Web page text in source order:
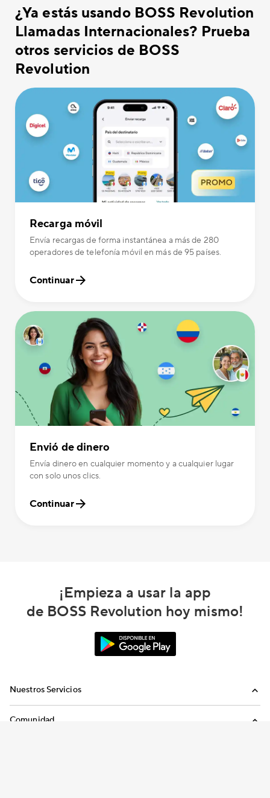
¿Ya estás usando BOSS Revolution
Llamadas Internacionales? Prueba
otros servicios de BOSS
Revolution
Recarga móvil
Envía recargas de forma instantánea a más de 280
operadores de telefonía móvil en más de 95 países.
Continuar
Envió de dinero
Envía dinero en cualquier momento y a cualquier lugar
con solo unos clics.
Continuar
¡Empieza a usar la app
de BOSS Revolution hoy mismo!
Nuestros Servicios
Comunidad